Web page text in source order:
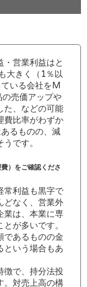
営業利益はと
大きく（1％以
いる会社をM
売価アップや
た、などの可能
費比率がわずか
るものの、減
です。
）をご確認くださ
常利益も黒字で
どなく、営業外
業は、本業に専
が多いです。
であるものの金
という場合もあ
徴で、持分法投
。対売上高の構